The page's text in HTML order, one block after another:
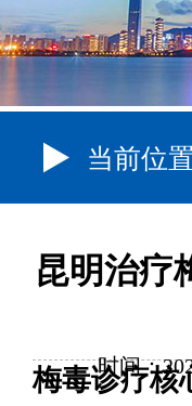
当前位
昆明治疗
时间：
梅毒诊疗核